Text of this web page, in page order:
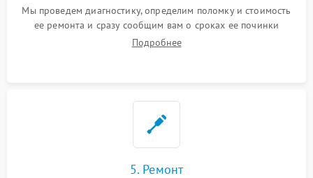
Мы проведем диагностику, определим поломку и стоимость
ее ремонта и сразу сообщим вам о сроках ее починки
Подробнее
5. Ремонт